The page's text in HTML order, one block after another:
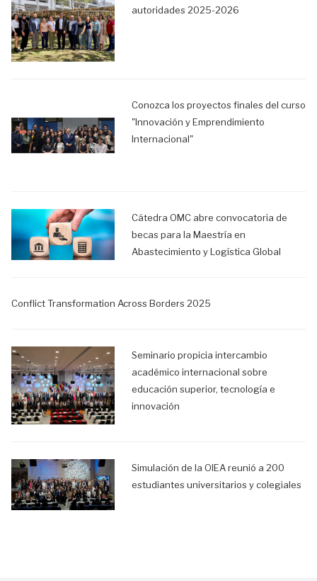
autoridades 2025-2026
Conozca los proyectos finales del curso
"Innovación y Emprendimiento
Internacional"
Cátedra OMC abre convocatoria de
becas para la Maestría en
Abastecimiento y Logística Global
Conflict Transformation Across Borders 2025
Seminario propicia intercambio
académico internacional sobre
educación superior, tecnología e
innovación
Simulación de la OIEA reunió a 200
estudiantes universitarios y colegiales